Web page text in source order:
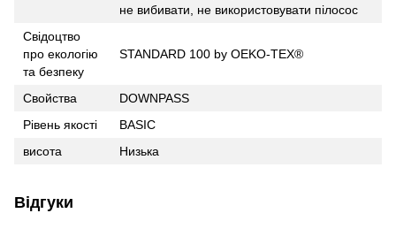
не вибивати, не використовувати пілосос
Свідоцтво
про екологію
та безпеку
STANDARD 100 by OEKO-TEX®
Свойства
DOWNPASS
Рівень якості
BASIC
висота
Низька
Відгуки